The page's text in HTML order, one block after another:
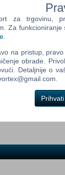
dob:za trgovinu,
Za
na pristup,
obrade.
Detaljnije o